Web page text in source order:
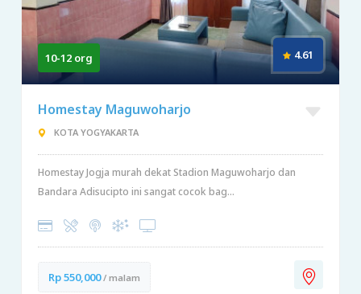
10-12 org 4.61
Homestay Maguwoharjo
KOTA YOGYAKARTA
Homestay Jogja murah dekat Stadion Maguwoharjo dan
Bandara Adisucipto ini sangat cocok bag...
Rp 550,000/ malam